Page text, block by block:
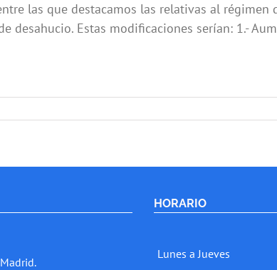
las que destacamos las relativas al régimen
desahucio. Estas modificaciones serían: 1.-
HORARIO
Lunes a Jueves